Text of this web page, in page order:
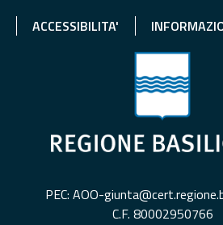
ACCESSIBILITA'
PEC: AOO-
C.F. 80002950766